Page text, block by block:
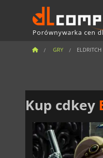
Porównywarka cen
GRY ELDRITCH
Kup cdkey